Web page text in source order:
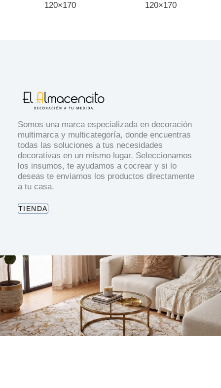
120×170
120×170
Somos una marca especializada en decoración
multimarca y multicategoría, donde encuentras
todas las soluciones a tus necesidades
decorativas en un mismo lugar. Seleccionamos
los insumos, te ayudamos a cocrear y si lo
deseas te enviamos los productos directamente
a tu casa.
TIENDA